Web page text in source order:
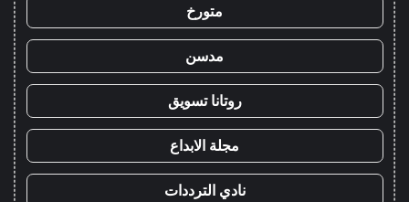
متورخ
مدسن
روتانا تسويق
مجلة الابداع
نادي الترددات